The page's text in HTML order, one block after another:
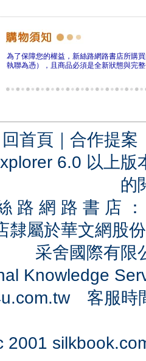
為了保障您的權益，新絲路網路書店所購
執聯為憑），且商品必須是全新狀態與完
回首頁 ｜ 合作提案
6.0 以上
的
路 網 路 書 店
隸屬於華文網股
采舍國際有
Knowledge
客服時
2001